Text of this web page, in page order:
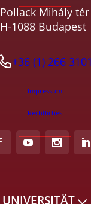
Pollack Mihály tér
H-1088 Budapest
+36 (1) 266 3101
Impressum
Rechtliches
UNIVERSITÄT